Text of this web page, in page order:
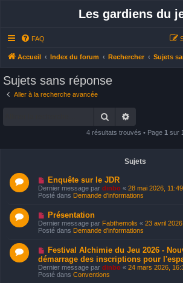
Les gardiens du
FAQ
Accueil Index du forum Rechercher Sujets
Sujets sans réponse
Aller à la recherche avancée
Rechercher
4 résultats trouvés • Page 1 sur 1
Sujets
N
o
u
v
u
m
a
g
e
Enquête sur le JDR
Dernier message par dinbo « 28 mai 2026, 11:49
Posté dans Demande d'informations
N
o
u
v
u
m
e
s
Présentation
Dernier message par Fabthemolis « 23 avril
Posté dans Demande d'informations
N
o
u
v
e
Festival Alchimie du Jeu 2026 -
démarrage des inscriptions pour
Dernier message par dinbo « 24 mars 2026,
Posté dans Conventions